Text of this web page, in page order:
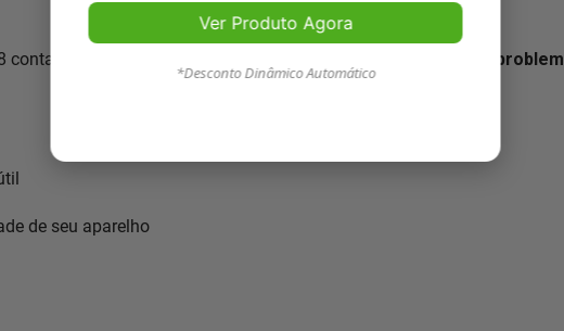
Ver Produto Agora
*Desconto Dinâmico Automático
conta com as características necessárias para resolver o seu
de seu aparelho